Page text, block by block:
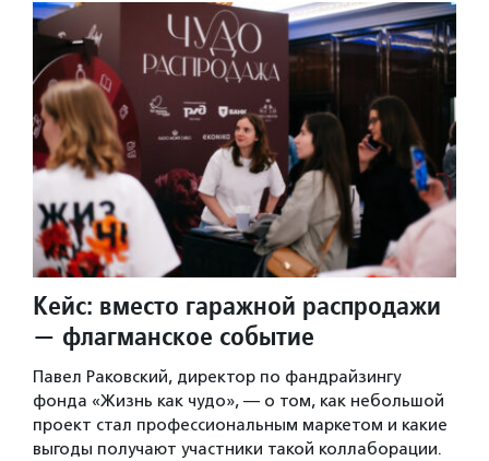
Кейс: вместо гаражной распродажи
— флагманское событие
Павел Раковский, директор по фандрайзингу
фонда «Жизнь как чудо», — о том, как небольшой
проект стал профессиональным маркетом и какие
выгоды получают участники такой коллаборации.